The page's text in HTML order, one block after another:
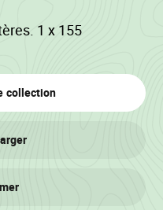
1 x 155
collection